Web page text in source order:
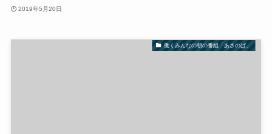
2019年5月20日
働くみんなの朝の番組「あさのば」